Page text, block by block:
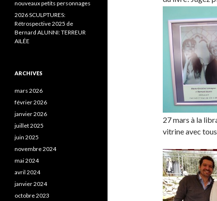
27 mars à la
vitrine avec
nouveaux petits personnages
2026 SCULPTURES:
Rétrospective 2025 de
Bernard ALUNNI: TERREUR
AILÉE
ARCHIVES
mars 2026
février 2026
janvier 2026
juillet 2025
juin 2025
novembre 2024
mai 2024
avril 2024
janvier 2024
octobre 2023